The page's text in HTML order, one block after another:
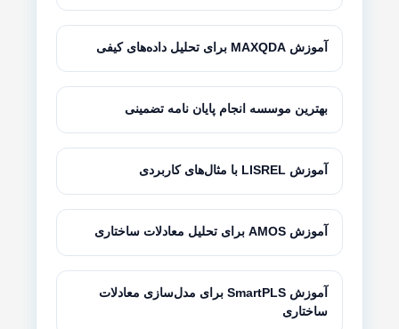
آموزش MAXQDA برای تحلیل داده‌های کیفی
بهترین موسسه انجام پایان نامه تضمینی
آموزش LISREL با مثال‌های کاربردی
آموزش AMOS برای تحلیل معادلات ساختاری
آموزش SmartPLS برای مدل‌سازی معادلات
ساختاری